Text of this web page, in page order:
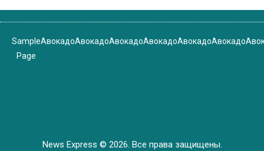
Sample
Page
АвокадоАвокадоАвокадоАвокадоАвокадоАвокадо
News Express © 2026. Все права защищены.